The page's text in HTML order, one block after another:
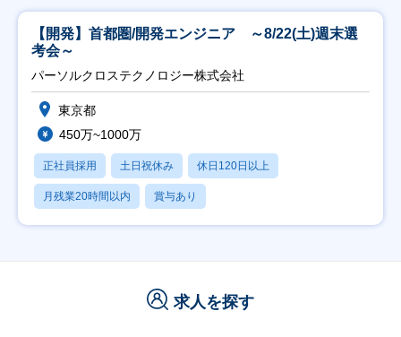
【開発】首都圏/開発エンジニア ～8/22(土)週末選
考会～
パーソルクロステクノロジー株式会社
東京都
450万~1000万
正社員採用 土日祝休み 休日120日以上
月残業20時間以内 賞与あり
求人を探す